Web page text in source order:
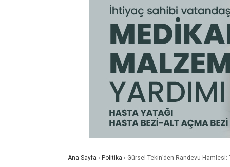
Ana Sayfa › Politika › Gürsel Tekin’den Randevu Hamlesi: